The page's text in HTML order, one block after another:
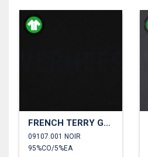
FRENCH TERRY GOTS
09107.001 NOIR
95%CO/5%EA